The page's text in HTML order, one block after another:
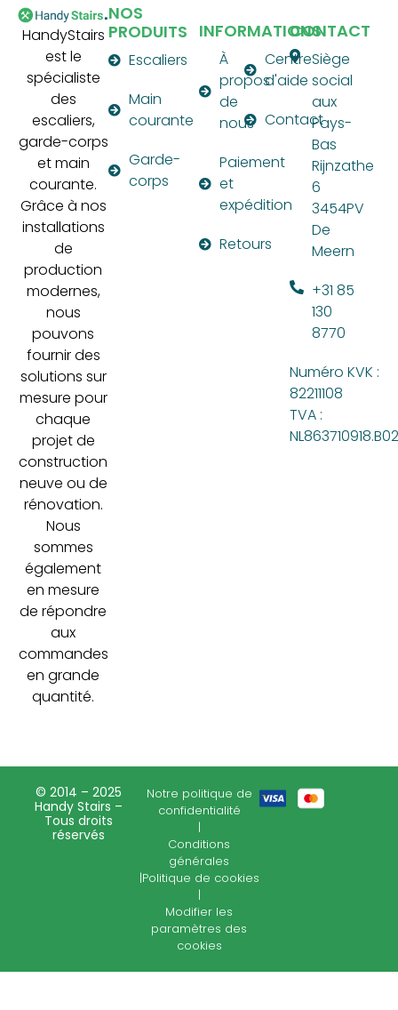
HandyStairs
est le
spécialiste
des
escaliers,
garde-corps
et main
courante.
Grâce à nos
installations
de
production
modernes,
nous
pouvons
fournir des
solutions sur
mesure pour
chaque
projet de
construction
neuve ou de
rénovation.
Nous
sommes
également
en mesure
de répondre
aux
commandes
en grande
quantité.
NOS
PRODUITS
Escaliers
Main
courante
Garde-
corps
INFORMATIONS
À
propos
de
nous
Paiement
et
expédition
Retours
Centre
d'aide
Contact
CONTACT
Siège
social
aux
Pays-
Bas
Rijnzathe
6
3454PV
De
Meern
+31 85
130
8770
Numéro KVK :
82211108
TVA :
NL863710918.B02
© 2014 – 2025
Handy Stairs –
Tous droits
réservés
Notre politique de
confidentialité
|
Conditions
générales
|Politique de cookies
|
Modifier les
paramètres des
cookies